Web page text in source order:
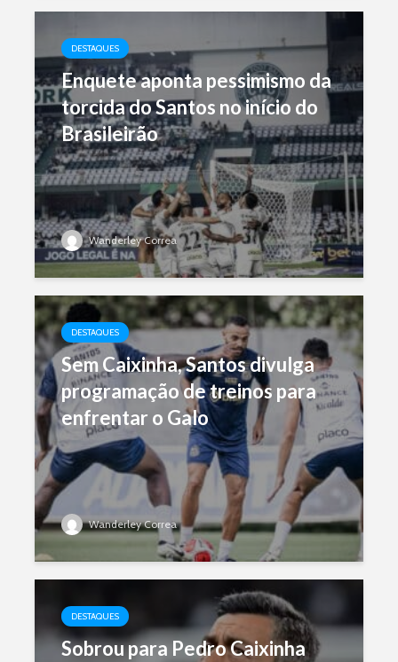
DESTAQUES
Enquete aponta pessimismo da
torcida do Santos no início do
Brasileirão
Wanderley Correa
DESTAQUES
Sem Caixinha, Santos divulga
programação de treinos para
enfrentar o Galo
Wanderley Correa
DESTAQUES
Sobrou para Pedro Caixinha